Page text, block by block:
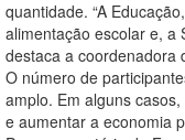
quantidade. “A
alimentação escolar e, a
destaca a coordenadora
O número de
amplo. Em alguns
e aumentar a economia